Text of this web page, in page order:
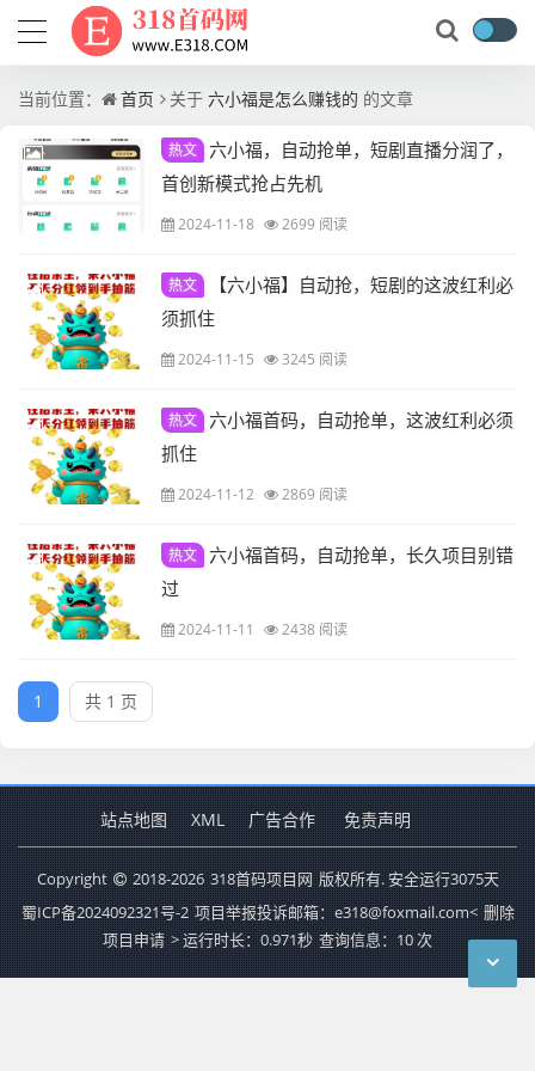
当前位置： 首页 关于 六小福是怎么赚钱的 的文章
热文 六小福，自动抢单，短剧直播分润了，
首创新模式抢占先机
2024-11-18 2699 阅读
热文
【六小福】自动抢，短剧的这波红利必
须抓住
2024-11-15 3245 阅读
热文 六小福首码，自动抢单，这波红利必须
抓住
2024-11-12 2869 阅读
热文 六小福首码，自动抢单，长久项目别错
过
2024-11-11 2438 阅读
1 共 1 页
站点地图 XML 广告合作 免责声明
Copyright 2018-2026 318首码项目网 版权所有. 安全运行3075天
蜀ICP备2024092321号-2 项目举报投诉邮箱：e318@foxmail.com< 删除
项目申请 >运行时长：0.971秒 查询信息：10 次